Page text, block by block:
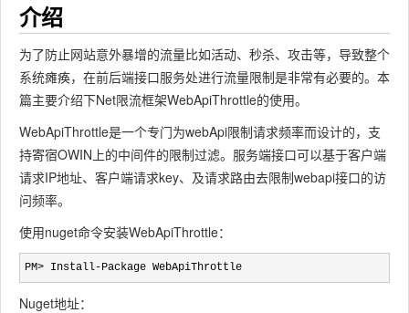
介绍
为了防止网站意外暴增的流量比如活动、秒杀、攻击等，导致整个
系统瘫痪，在前后端接口服务处进行流量限制是非常有必要的。本
篇主要介绍下Net限流框架WebApiThrottle的使用。
WebApiThrottle是一个专门为webApi限制请求频率而设计的，支
持寄宿OWIN上的中间件的限制过滤。服务端接口可以基于客户端
请求IP地址、客户端请求key、及请求路由去限制webapi接口的访
问频率。
使用nuget命令安装WebApiThrottle：
PM> Install-Package WebApiThrottle
Nuget地址：